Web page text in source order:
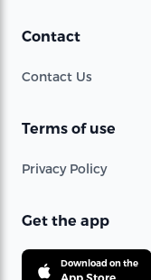
Contact
Contact Us
Terms of use
Privacy Policy
Get the app
Download on the